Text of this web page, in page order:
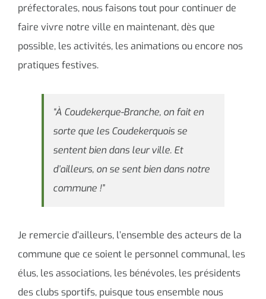
préfectorales, nous faisons tout pour continuer de
faire vivre notre ville en maintenant, dès que
possible, les activités, les animations ou encore nos
pratiques festives.
“À Coudekerque-Branche, on fait en
sorte que les Coudekerquois se
sentent bien dans leur ville. Et
d’ailleurs, on se sent bien dans notre
commune !”
Je remercie d’ailleurs, l’ensemble des acteurs de la
commune que ce soient le personnel communal, les
élus, les associations, les bénévoles, les présidents
des clubs sportifs, puisque tous ensemble nous